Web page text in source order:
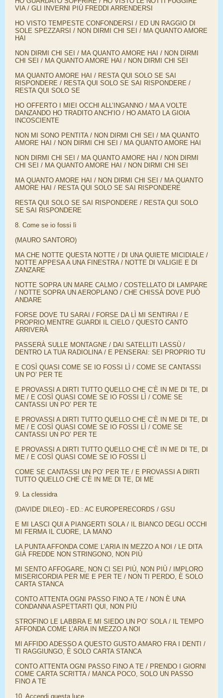
VIA / GLI INVERNI PIÙ FREDDI ARRENDERSI
HO VISTO TEMPESTE CONFONDERSI / ED UN RAGGIO DI
SOLE SPEZZARSI / NON DIRMI CHI SEI / MA QUANTO AMORE
HAI
NON DIRMI CHI SEI / MA QUANTO AMORE HAI / NON DIRMI
CHI SEI / MA QUANTO AMORE HAI / NON DIRMI CHI SEI
MA QUANTO AMORE HAI / RESTA QUI SOLO SE SAI
RISPONDERE / RESTA QUI SOLO SE SAI RISPONDERE /
RESTA QUI SOLO SE
HO OFFERTO I MIEI OCCHI ALL’INGANNO / MA A VOLTE
DANZANDO HO TRADITO ANCH’IO / HO AMATO LA GIOIA
INCOSCIENTE
NON MI SONO PENTITA / NON DIRMI CHI SEI / MA QUANTO
AMORE HAI / NON DIRMI CHI SEI / MA QUANTO AMORE HAI
NON DIRMI CHI SEI / MA QUANTO AMORE HAI / NON DIRMI
CHI SEI / MA QUANTO AMORE HAI / NON DIRMI CHI SEI
MA QUANTO AMORE HAI / NON DIRMI CHI SEI / MA QUANTO
AMORE HAI / RESTA QUI SOLO SE SAI RISPONDERE
RESTA QUI SOLO SE SAI RISPONDERE / RESTA QUI SOLO
SE SAI RISPONDERE
8. Come se io fossi lì
(MAURO SANTORO)
MA CHE NOTTE QUESTA NOTTE / DI UNA QUIETE MICIDIALE /
NOTTE APPESA A UNA FINESTRA / NOTTE DI VALIGIE E DI
ZANZARE
NOTTE SOPRA UN MARE CALMO / COSTELLATO DI LAMPARE
/ NOTTE SOPRA UN AEROPLANO / CHE CHISSÀ DOVE PUÒ
ANDARE
FORSE DOVE TU SARAI / FORSE DA LÌ MI SENTIRAI / E
PROPRIO MENTRE GUARDI IL CIELO / QUESTO CANTO
ARRIVERÀ
PASSERÀ SULLE MONTAGNE / DAI SATELLITI LASSÙ /
DENTRO LA TUA RADIOLINA / E PENSERAI: SEI PROPRIO TU
E COSÌ QUASI COME SE IO FOSSI LÌ / COME SE CANTASSI
UN PO’ PER TE
E PROVASSI A DIRTI TUTTO QUELLO CHE C’È IN ME DI TE, DI
ME / E COSÌ QUASI COME SE IO FOSSI LÌ / COME SE
CANTASSI UN PO’ PER TE
E PROVASSI A DIRTI TUTTO QUELLO CHE C’È IN ME DI TE, DI
ME / E COSÌ QUASI COME SE IO FOSSI LÌ / COME SE
CANTASSI UN PO’ PER TE
E PROVASSI A DIRTI TUTTO QUELLO CHE C’È IN ME DI TE, DI
ME / E COSÌ QUASI COME SE IO FOSSI LÌ
COME SE CANTASSI UN PO’ PER TE / E PROVASSI A DIRTI
TUTTO QUELLO CHE C’È IN ME DI TE, DI ME
9. La clessidra
(DAVIDE DILEO) - ED.: AC EUROPERECORDS / GSU
E MI LASCI QUI A PIANGERTI SOLA / IL BIANCO DEGLI OCCHI
MI FERMA IL CUORE, LA MANO
LA PUNTA AFFONDA COME L’ARIA IN MEZZO A NOI / LE DITA
GIÀ FREDDE NON STRINGONO, NON PIÙ
MI SENTO AFFOGARE, NON CI SEI PIÙ, NON PIÙ / IMPLORO
MISERICORDIA PER ME E PER TE / NON TI PERDO, È SOLO
CARTA STANCA
CONTO ATTENTA OGNI PASSO FINO A TE / NON È UNA
CONDANNA ASPETTARTI QUI, NON PIÙ
STROFINO LE LABBRA E MI SIEDO UN PO’ SOLA / IL TEMPO
AFFONDA COME L’ARIA IN MEZZO A NOI
MI AFFIDO ADESSO A QUESTO GUSTO AMARO FRA I DENTI /
TI RAGGIUNGO, È SOLO CARTA STANCA
CONTO ATTENTA OGNI PASSO FINO A TE / PRENDO I GIORNI
COME CARTA SCRITTA / MANCA POCO, SOLO UN PASSO
FINO A TE
10. Accendi questa luce